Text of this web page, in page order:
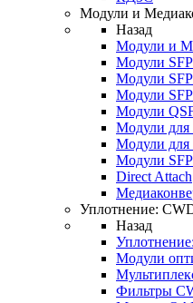
Модули и
Назад
Модули и
Модули
Модули
Модули
Модули
Модули
Модули
Модули
Direct Attach
Уплотнение:
Назад
Модули
Фильтры